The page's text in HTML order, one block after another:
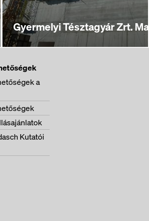
Gyermelyi Tésztagyár Zrt.
a
Kutatói